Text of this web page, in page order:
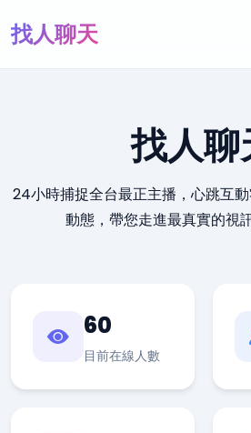
找人聊天
找人聊
24小時捕捉全台最正主播，心跳互
動態，帶您走進最真實的視
60
目前在線人數